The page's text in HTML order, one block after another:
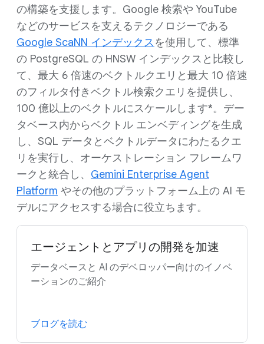
の構築を支援します。Google 検索や YouTube
などのサービスを支えるテクノロジーである
Google ScaNN インデックスを使用して、標準
の PostgreSQL の HNSW インデックスと比較し
て、最大 6 倍速のベクトルクエリと最大 10 倍速
のフィルタ付きベクトル検索クエリを提供し、
100 億以上のベクトルにスケールします*。デー
タベース内からベクトル エンベディングを生成
し、SQL データとベクトルデータにわたるクエ
リを実行し、オーケストレーション フレームワ
ークと統合し、 Gemini Enterprise Agent
Platform やその他のプラットフォーム上の AI モ
デルにアクセスする場合に役立ちます。
エージェントとアプリの開発を加速
データベースと AI のデベロッパー向けのイノベ
ーションのご紹介
ブログを読む